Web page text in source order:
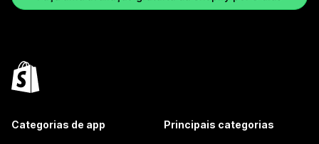
Categorias de app Principais categorias